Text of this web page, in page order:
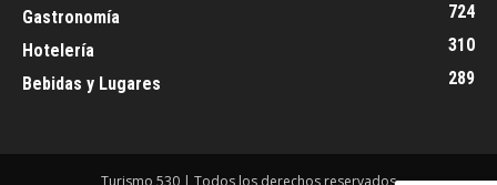
Gastronomía
724
Hotelería
310
Bebidas y Lugares
289